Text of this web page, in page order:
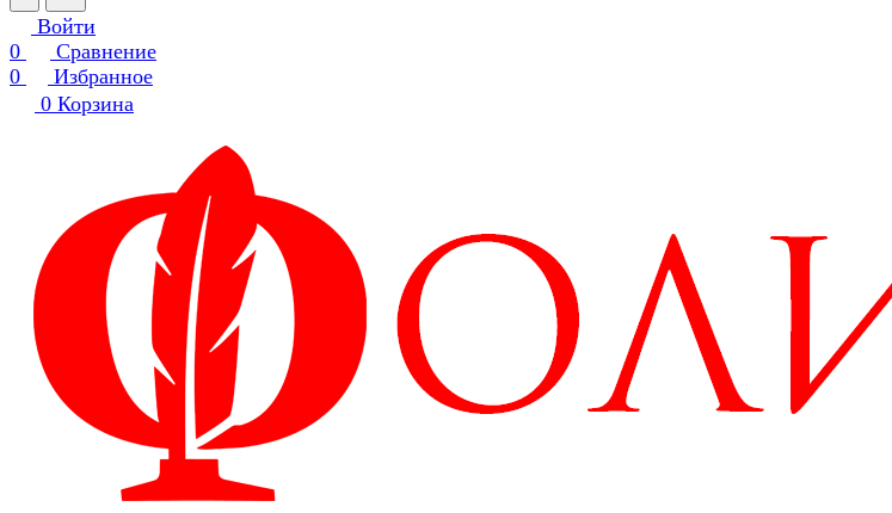
Войти
0
Сравнение
0
Избранное
0 Корзина